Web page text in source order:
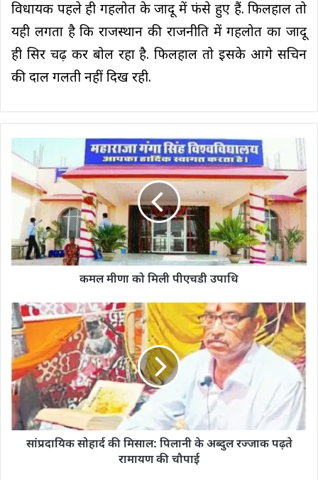
विधायक पहले ही गहलोत के जादू में फंसे हुए हैं. फिलहाल तो
यही लगता है कि राजस्थान की राजनीति में गहलोत का जादू
ही सिर चढ़ कर बोल रहा है. फिलहाल तो इसके आगे सचिन
की दाल गलती नहीं दिख रही.
कमल मीणा को मिली पीएचडी उपाधि
सांप्रदायिक सोहार्द की मिसाल: पिलानी के अब्दुल रज्जाक पढ़ते
रामायण की चौपाई